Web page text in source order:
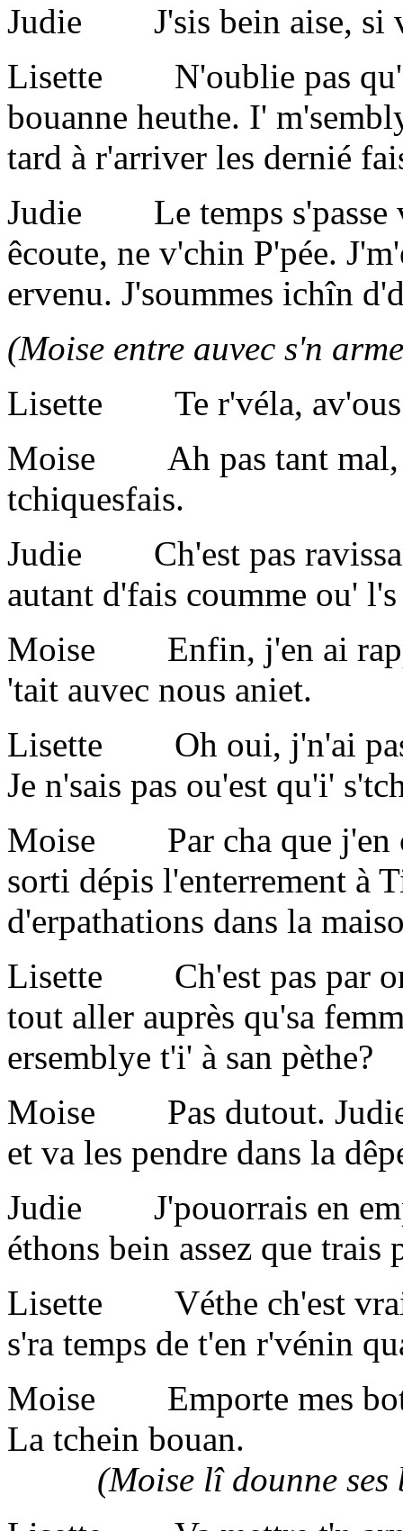
Judie J'sis bein aise, si
Lisette N'oublie pas
bouanne heuthe. I'
tard à r'arriver les dernié
Judie Le temps s'passe
êcoute, ne v'chin P'pée.
ervenu. J'soummes ichîn
(Moise entre auvec s'n
Lisette Te r'véla, av'ous
Moise Ah pas tant mal,
tchiquesfais.
Judie Ch'est pas
autant d'fais coumme ou'
Moise Enfin, j'en ai
'tait auvec nous aniet.
Lisette Oh oui, j'n'ai pas
Je n'sais pas ou'est qu'i'
Moise Par cha que j'en
sorti dépis l'enterrement à
d'erpathations dans la
Lisette Ch'est pas par
tout aller auprès qu'sa
ersemblye t'i' à san pèthe?
Moise Pas dutout. Judie,
et va les pendre dans la
Judie J'pouorrais en
éthons bein assez que trais
Lisette Véthe ch'est vrai.
s'ra temps de t'en r'vénin
Moise Emporte mes
La tchein bouan.
(Moise lî dounne ses